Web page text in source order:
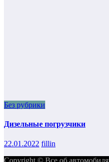
Без рубрики
Дизельные погрузчики
22.01.2022 fillin
Copyright © Все об